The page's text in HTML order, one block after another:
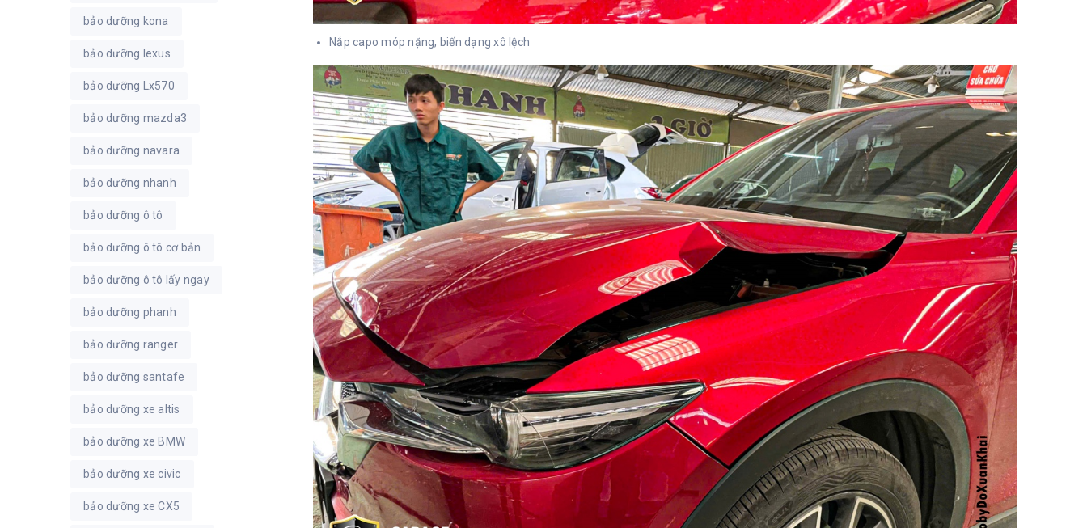
Nắp capo móp nặng, biến dạng xô lệch
bảo dưỡng kona
bảo dưỡng lexus
bảo dưỡng Lx570
bảo dưỡng mazda3
bảo dưỡng navara
bảo dưỡng nhanh
bảo dưỡng ô tô
bảo dưỡng ô tô cơ bản
bảo dưỡng ô tô lấy ngay
bảo dưỡng phanh
bảo dưỡng ranger
bảo dưỡng santafe
bảo dưỡng xe altis
bảo dưỡng xe BMW
bảo dưỡng xe civic
bảo dưỡng xe CX5